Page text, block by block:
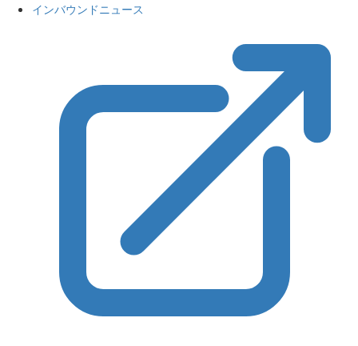
インバウンドニュース